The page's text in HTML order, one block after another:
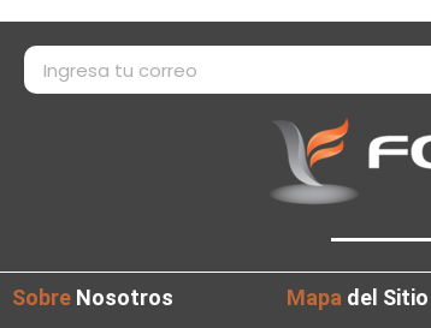
Sobre Nosotros Mapa del Sitio